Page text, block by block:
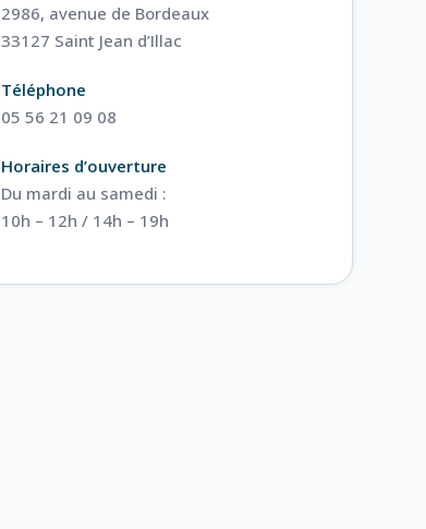
2986, avenue de Bordeaux
33127 Saint Jean d’Illac
Téléphone
05 56 21 09 08
Horaires d’ouverture
Du mardi au samedi :
10h – 12h / 14h – 19h